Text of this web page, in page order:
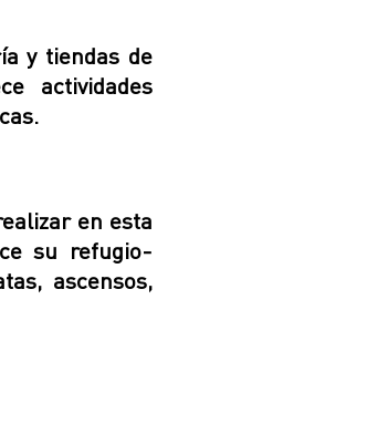
y tiendas de
actividades
en esta
su refugio-
ascensos,